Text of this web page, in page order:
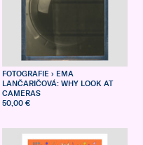
FOTOGRAFIE › EMA
LANČARIČOVÁ: WHY LOOK AT
CAMERAS
50,00 €